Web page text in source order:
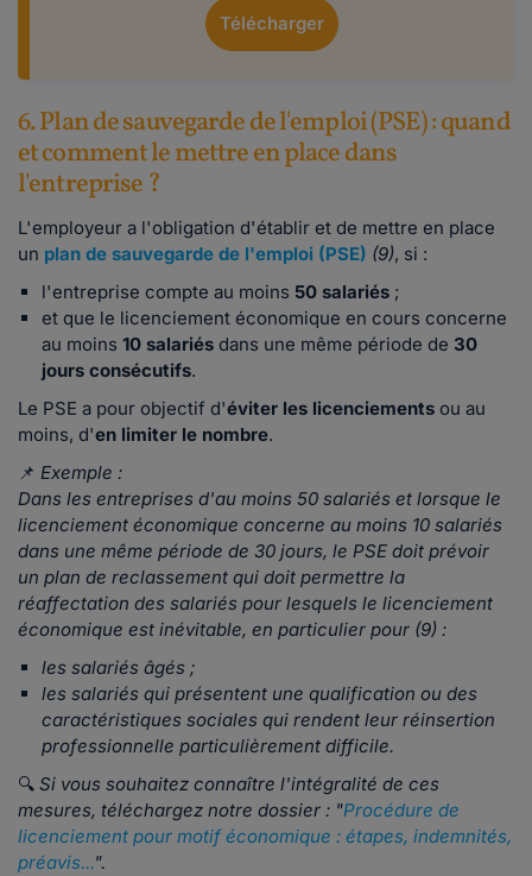
Télécharger
6. Plan de sauvegarde de l'emploi (PSE) : quand
et comment le mettre en place dans
l'entreprise ?
L'employeur a l'obligation d'établir et de mettre en place
un plan de sauvegarde de l'emploi (PSE) (9), si :
l'entreprise compte au moins 50 salariés ;
et que le licenciement économique en cours concerne
au moins 10 salariés dans une même période de 30
jours consécutifs.
Le PSE a pour objectif d'éviter les licenciements ou au
moins, d'en limiter le nombre.
📌 Exemple :
Dans les entreprises d'au moins 50 salariés et lorsque le
licenciement économique concerne au moins 10 salariés
dans une même période de 30 jours, le PSE doit prévoir
un plan de reclassement qui doit permettre la
réaffectation des salariés pour lesquels le licenciement
économique est inévitable, en particulier pour (9) :
les salariés âgés ;
les salariés qui présentent une qualification ou des
caractéristiques sociales qui rendent leur réinsertion
professionnelle particulièrement difficile.
🔍 Si vous souhaitez connaître l'intégralité de ces
mesures, téléchargez notre dossier : "Procédure de
licenciement pour motif économique : étapes, indemnités,
préavis...".